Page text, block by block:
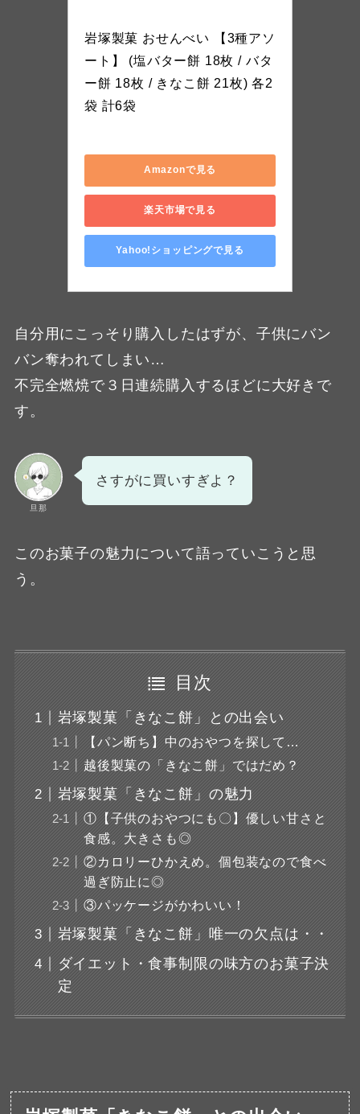
岩塚製菓 おせんべい 【3種アソ
ート】 (塩バター餅 18枚 / バタ
ー餅 18枚 / きなこ餅 21枚) 各2
袋 計6袋
Amazonで見る
楽天市場で見る
Yahoo!ショッピングで見る
自分用にこっそり購入したはずが、子供にバン
バン奪われてしまい…
不完全燃焼で３日連続購入するほどに大好きで
す。
旦那
さすがに買いすぎよ？
このお菓子の魅力について語っていこうと思
う。
目次
岩塚製菓「きなこ餅」との出会い
【パン断ち】中のおやつを探して…
越後製菓の「きなこ餅」ではだめ？
岩塚製菓「きなこ餅」の魅力
①【子供のおやつにも〇】優しい甘さと
食感。大きさも◎
②カロリーひかえめ。個包装なので食べ
過ぎ防止に◎
③パッケージがかわいい！
岩塚製菓「きなこ餅」唯一の欠点は・・
ダイエット・食事制限の味方のお菓子決
定